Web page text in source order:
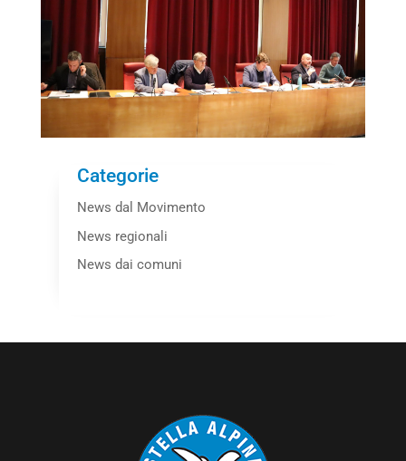
Categorie
News dal Movimento
News regionali
News dai comuni